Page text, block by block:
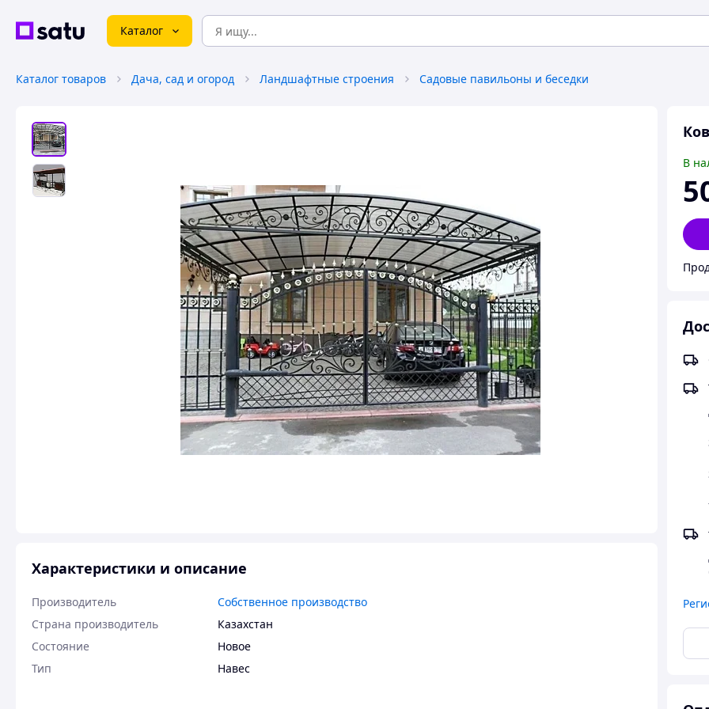
Каталог
Каталог товаров Дача, сад и огород Ландшафтные строения Садовые павильоны и беседки
В
Характеристики и описание
Производитель
Собственное производство
Страна производитель
Казахстан
Состояние
Новое
Тип
Навес